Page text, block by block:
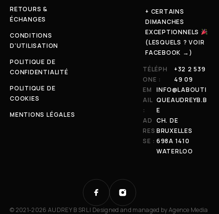
RETOURS &
ÉCHANGES
CONDITIONS
D'UTILISATION
POLITIQUE DE
CONFIDENTIALITÉ
POLITIQUE DE
COOKIES
MENTIONS LÉGALES
+ CERTAINS
DIMANCHES
EXCEPTIONNELS
(LESQUELS ? VOIR
FACEBOOK →)
TÉLÉPH
ONE :
+32 2 539
49 09
EM
AIL
:
INFO@LABOUTI
QUEAUDREYB.B
E
AD
RES
SE :
CH. DE
BRUXELLES
698A 1410
WATERLOO
© 2021-2026 AUDREY B SRL | Designed and managed byAgence Media